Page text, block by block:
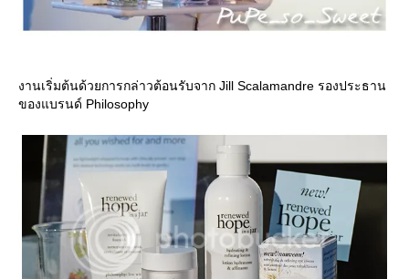
งานเริ่มต้นด้วยการกล่าวต้อนรับจาก Jill Scalamandre รองประธาน
ของแบรนด์ Philosophy